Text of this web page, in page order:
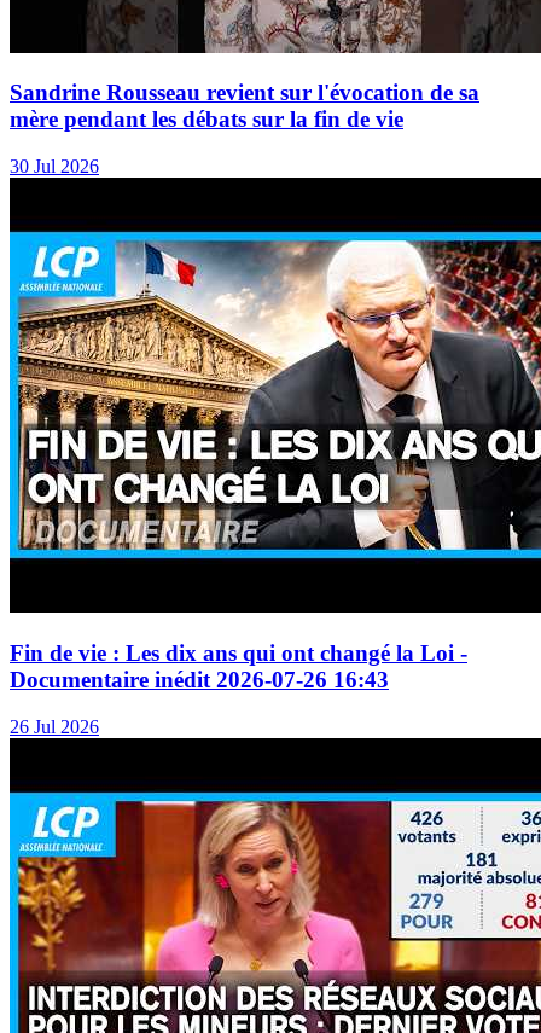
Sandrine Rousseau revient sur l'évocation de sa
mère pendant les débats sur la fin de vie
30 Jul 2026
Fin de vie : Les dix ans qui ont changé la Loi -
Documentaire inédit 2026-07-26 16:43
26 Jul 2026